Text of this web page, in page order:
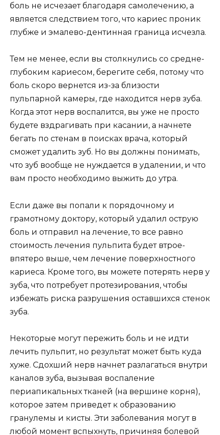
боль не исчезает благодаря самолечению, а
является следствием того, что кариес проник
глубже и эмалево-дентинная граница исчезла.
Тем не менее, если вы столкнулись со средне-
глубоким кариесом, берегите себя, потому что
боль скоро вернется из-за близости
пульпарной камеры, где находится нерв зуба.
Когда этот нерв воспалится, вы уже не просто
будете вздрагивать при касании, а начнете
бегать по стенам в поисках врача, который
сможет удалить зуб. Но вы должны понимать,
что зуб вообще не нуждается в удалении, и что
вам просто необходимо выжить до утра.
Если даже вы попали к порядочному и
грамотному доктору, который удалил острую
боль и отправил на лечение, то все равно
стоимость лечения пульпита будет втрое-
впятеро выше, чем лечение поверхностного
кариеса. Кроме того, вы можете потерять нерв у
зуба, что потребует протезирования, чтобы
избежать риска разрушения оставшихся стенок
зуба.
Некоторые могут пережить боль и не идти
лечить пульпит, но результат может быть куда
хуже. Сдохший нерв начнет разлагаться внутри
каналов зуба, вызывая воспаление
периапикальных тканей (на вершине корня),
которое затем приведет к образованию
гранулемы и кисты. Эти заболевания могут в
любой момент вспыхнуть, причиняя болевой